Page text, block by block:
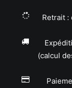
Retrait :
(calcul